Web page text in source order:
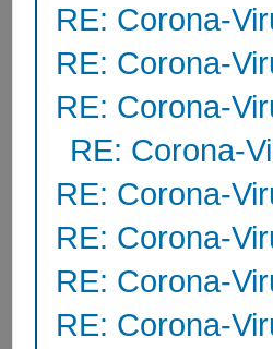
RE: Corona-
RE: Corona-
RE: Corona-
RE: Corona-
RE: Corona-
RE: Corona-
RE: Corona-
RE: Corona-